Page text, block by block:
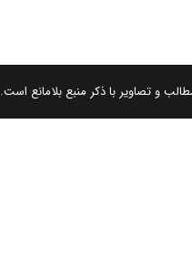
و تصاویر با ذکر منبع بلامانع است.